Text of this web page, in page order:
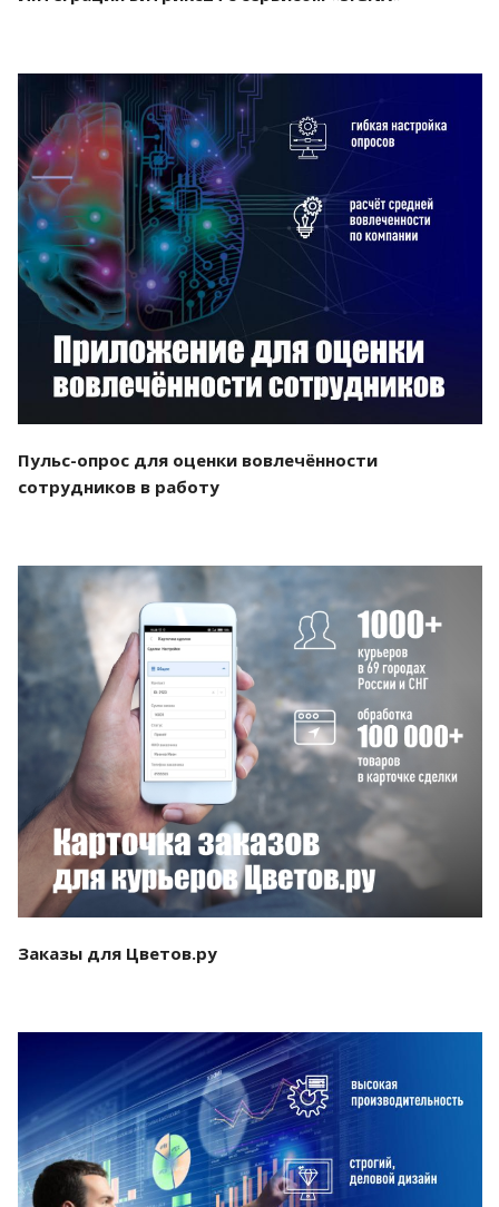
Смотреть проект
Пульс-опрос для оценки вовлечённости
сотрудников в работу
Смотреть проект
Заказы для Цветов.ру